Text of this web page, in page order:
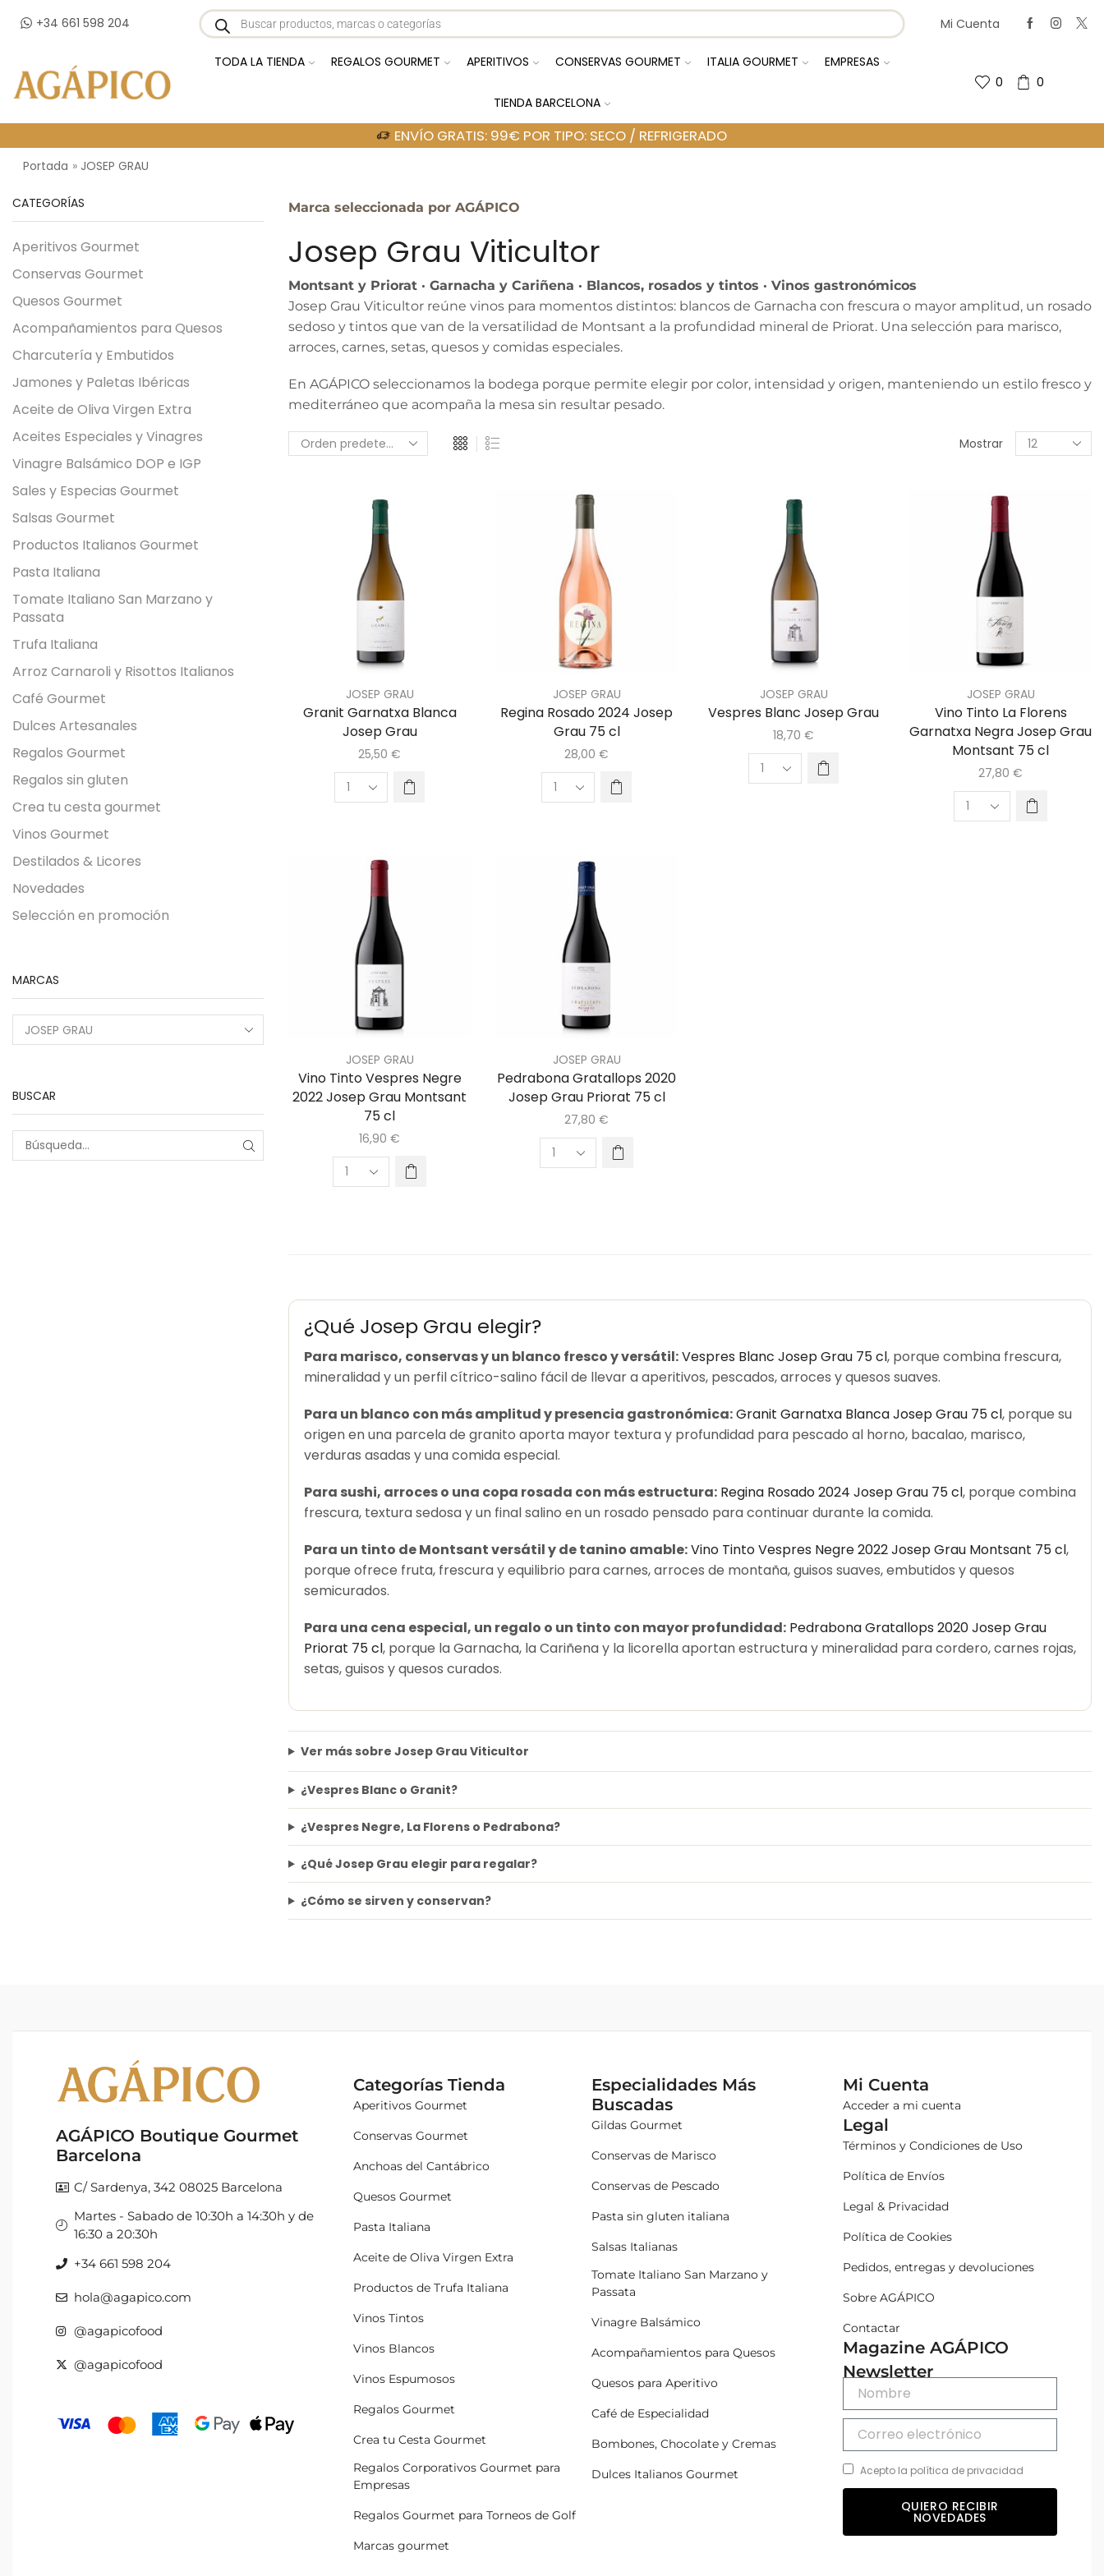
+34 661 598 204 Mi Cuenta
TODA LA TIENDA REGALOS GOURMET APERITIVOS CONSERVAS GOURMET ITALIA GOURMET EMPRESAS
TIENDA BARCELONA
0 0
ENVÍO GRATIS: 99€ POR TIPO: SECO / REFRIGERADO
Portada » JOSEP GRAU
Marca seleccionada por AGÁPICO
Josep Grau Viticultor
Montsant y Priorat · Garnacha y Cariñena · Blancos, rosados y tintos · Vinos gastronómicos
Josep Grau Viticultor reúne vinos para momentos distintos: blancos de Garnacha con frescura o mayor amplitud, un rosado
sedoso y tintos que van de la versatilidad de Montsant a la profundidad mineral de Priorat. Una selección para marisco,
arroces, carnes, setas, quesos y comidas especiales.
En AGÁPICO seleccionamos la bodega porque permite elegir por color, intensidad y origen, manteniendo un estilo fresco y
mediterráneo que acompaña la mesa sin resultar pesado.
Mostrar
JOSEP GRAU
Granit Garnatxa Blanca
Josep Grau
25,50 €
JOSEP GRAU
Regina Rosado 2024 Josep
Grau 75 cl
28,00 €
JOSEP GRAU
Vespres Blanc Josep Grau
18,70 €
JOSEP GRAU
Vino Tinto La Florens
Garnatxa Negra Josep Grau
Montsant 75 cl
27,80 €
JOSEP GRAU
Vino Tinto Vespres Negre
2022 Josep Grau Montsant
75 cl
16,90 €
JOSEP GRAU
Pedrabona Gratallops 2020
Josep Grau Priorat 75 cl
27,80 €
¿Qué Josep Grau elegir?
Para marisco, conservas y un blanco fresco y versátil:Vespres Blanc Josep Grau 75 cl, porque combina frescura,
mineralidad y un perfil cítrico-salino fácil de llevar a aperitivos, pescados, arroces y quesos suaves.
Para un blanco con más amplitud y presencia gastronómica:Granit Garnatxa Blanca Josep Grau 75 cl, porque su
origen en una parcela de granito aporta mayor textura y profundidad para pescado al horno, bacalao, marisco,
verduras asadas y una comida especial.
Para sushi, arroces o una copa rosada con más estructura: Regina Rosado 2024 Josep Grau 75 cl, porque combina
frescura, textura sedosa y un final salino en un rosado pensado para continuar durante la comida.
Para un tinto de Montsant versátil y de tanino amable:Vino Tinto Vespres Negre 2022 Josep Grau Montsant 75 cl,
porque ofrece fruta, frescura y equilibrio para carnes, arroces de montaña, guisos suaves, embutidos y quesos
semicurados.
Para una cena especial, un regalo o un tinto con mayor profundidad: Pedrabona Gratallops 2020 Josep Grau
Priorat 75 cl, porque la Garnacha, la Cariñena y la licorella aportan estructura y mineralidad para cordero, carnes rojas,
setas, guisos y quesos curados.
Ver más sobre Josep Grau Viticultor
¿Vespres Blanc o Granit?
¿Vespres Negre, La Florens o Pedrabona?
¿Qué Josep Grau elegir para regalar?
¿Cómo se sirven y conservan?
CATEGORÍAS
Aperitivos Gourmet
Conservas Gourmet
Quesos Gourmet
Acompañamientos para Quesos
Charcutería y Embutidos
Jamones y Paletas Ibéricas
Aceite de Oliva Virgen Extra
Aceites Especiales y Vinagres
Vinagre Balsámico DOP e IGP
Sales y Especias Gourmet
Salsas Gourmet
Productos Italianos Gourmet
Pasta Italiana
Tomate Italiano San Marzano y
Passata
Trufa Italiana
Arroz Carnaroli y Risottos Italianos
Café Gourmet
Dulces Artesanales
Regalos Gourmet
Regalos sin gluten
Crea tu cesta gourmet
Vinos Gourmet
Destilados & Licores
Novedades
Selección en promoción
MARCAS
BUSCAR
AGÁPICO Boutique Gourmet
Barcelona
C/ Sardenya, 342 08025 Barcelona
Martes - Sabado de 10:30h a 14:30h y de
16:30 a 20:30h
+34 661 598 204
hola@agapico.com
@agapicofood
@agapicofood
Categorías Tienda
Aperitivos Gourmet
Conservas Gourmet
Anchoas del Cantábrico
Quesos Gourmet
Pasta Italiana
Aceite de Oliva Virgen Extra
Productos de Trufa Italiana
Vinos Tintos
Vinos Blancos
Vinos Espumosos
Regalos Gourmet
Crea tu Cesta Gourmet
Regalos Corporativos Gourmet para
Empresas
Regalos Gourmet para Torneos de Golf
Marcas gourmet
Especialidades Más
Buscadas
Gildas Gourmet
Conservas de Marisco
Conservas de Pescado
Pasta sin gluten italiana
Salsas Italianas
Tomate Italiano San Marzano y
Passata
Vinagre Balsámico
Acompañamientos para Quesos
Quesos para Aperitivo
Café de Especialidad
Bombones, Chocolate y Cremas
Dulces Italianos Gourmet
Mi Cuenta
Acceder a mi cuenta
Legal
Términos y Condiciones de Uso
Política de Envíos
Legal & Privacidad
Política de Cookies
Pedidos, entregas y devoluciones
Sobre AGÁPICO
Contactar
Magazine AGÁPICO
Newsletter
Acepto la política de privacidad
QUIERO RECIBIR
NOVEDADES